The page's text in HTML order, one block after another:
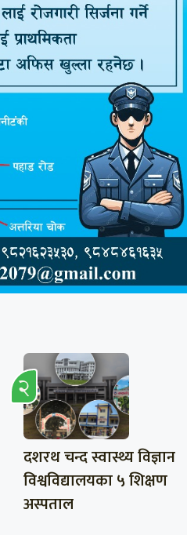
दशरथ चन्द स्वास्थ्य विज्ञान
विश्वविद्यालयका ५ शिक्षण
अस्पताल